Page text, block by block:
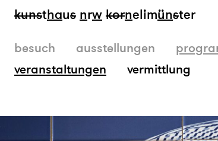
kunsthaus nrw kornelimünster
besuch ausstellungen
veranstaltungen
vermittlung